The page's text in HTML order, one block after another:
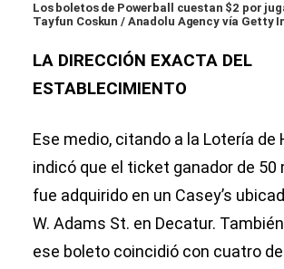
Los boletos de Powerball cuestan $2 por
Tayfun Coskun / Anadolu Agency vía Getty
LA DIRECCIÓN EXACTA DEL
ESTABLECIMIENTO
Ese medio, citando a la Lotería de
indicó que el ticket ganador de 50
fue adquirido en un Casey’s
W. Adams St. en Decatur.
ese boleto coincidió con cuatro